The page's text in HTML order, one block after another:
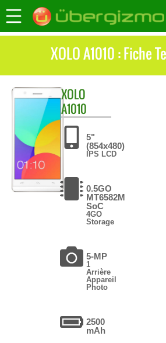
XOLO A1010 : Fiche
XOLO
A1010
5"
(854x480)
IPS LCD
0.5GO
MT6582M
SoC
4GO
Storage
5-MP
1
Arrière
Appareil
Photo
2500
mAh